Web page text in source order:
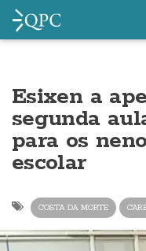
Esixen a
segunda
para os
escolar
COSTA DA MORTE